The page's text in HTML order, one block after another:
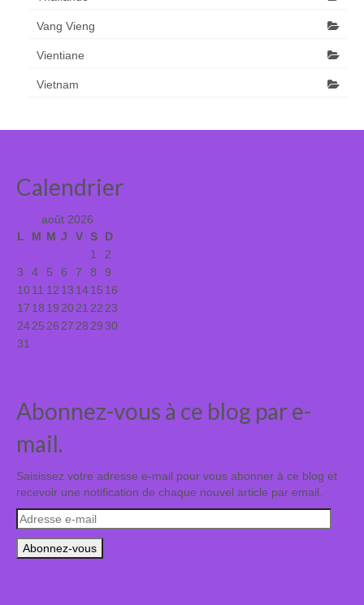
Vang Vieng
Vientiane
Vietnam
Calendrier
août 2026
L
M M J V S D
1
2
3
4 5 6 7 8
9
1011 12 13 1415 16
17 18 1920212223
24252627282930
31
Abonnez-vous à ce blog par e-
mail.
Saisissez votre adresse e-mail pour vous abonner à ce blog et
recevoir une notification de chaque nouvel article par email.
Adresse
e-
mail